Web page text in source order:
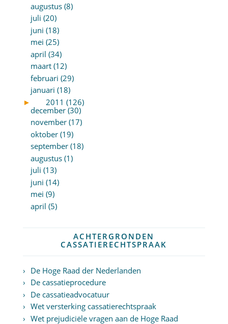
augustus (8)
juli (20)
juni (18)
mei (25)
april (34)
maart (12)
februari (29)
januari (18)
►
2011 (126)
december (30)
november (17)
oktober (19)
september (18)
augustus (1)
juli (13)
juni (14)
mei (9)
april (5)
ACHTERGRONDEN
CASSATIERECHTSPRAAK
De Hoge Raad der Nederlanden
De cassatieprocedure
De cassatieadvocatuur
Wet versterking cassatierechtspraak
Wet prejudiciële vragen aan de Hoge Raad